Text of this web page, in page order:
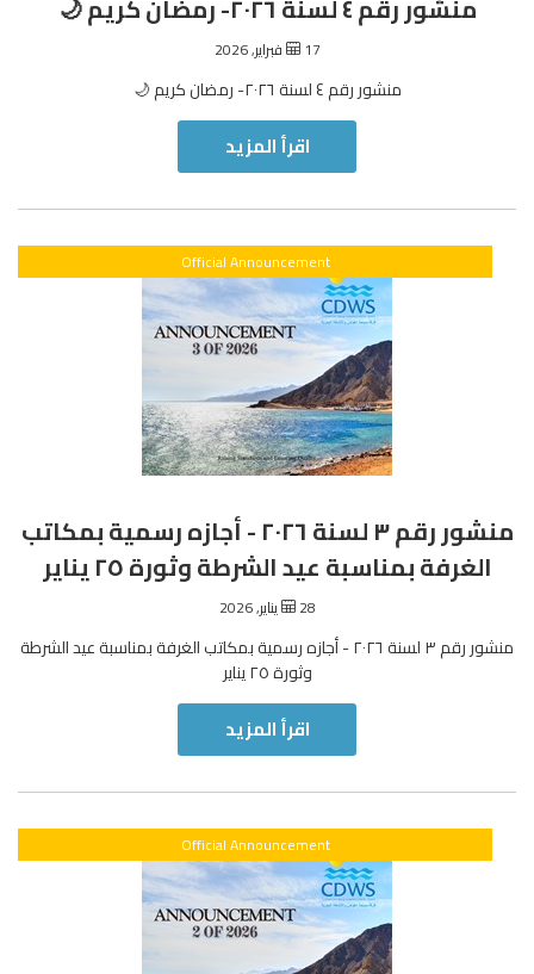
منشور رقم ٤ لسنة ٢٠٢٦- رمضان كريم 🌙
17 فبراير, 2026
منشور رقم ٤ لسنة ٢٠٢٦- رمضان كريم 🌙
اقرأ المزيد
Official Announcement
منشور رقم ٣ لسنة ٢٠٢٦ - أجازه رسمية بمكاتب
الغرفة بمناسبة عيد الشرطة وثورة ٢٥ يناير
28 يناير, 2026
منشور رقم ٣ لسنة ٢٠٢٦ - أجازه رسمية بمكاتب الغرفة بمناسبة عيد الشرطة
وثورة ٢٥ يناير
اقرأ المزيد
Official Announcement